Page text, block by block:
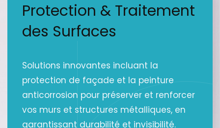
Protection & Traitement
des Surfaces
Solutions innovantes incluant la
protection de façade et la peinture
anticorrosion pour préserver et renforcer
vos murs et structures métalliques, en
garantissant durabilité et invisibilité.